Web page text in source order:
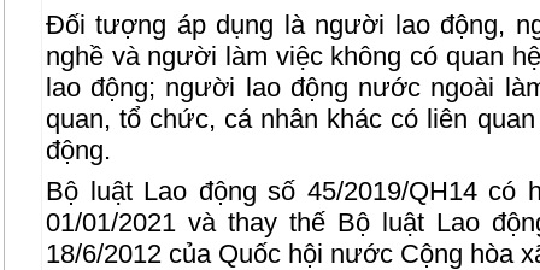
Đối tượng áp dụng là người lao động,
nghề và người làm việc không có quan
lao động; người lao động nước ngoài
quan, tổ chức, cá nhân khác có liên
động.
Bộ luật Lao động số 45/2019/QH14 có
01/01/2021 và thay thế Bộ luật Lao
18/6/2012 của Quốc hội nước Cộng hòa